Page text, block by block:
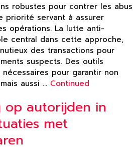
robustes pour contrer les abus
priorité servant à assurer
opérations. La lutte anti-
central dans cette approche,
des transactions pour
suspects. Des outils
pour garantir non
aussi … Continued
op autorijden in
met